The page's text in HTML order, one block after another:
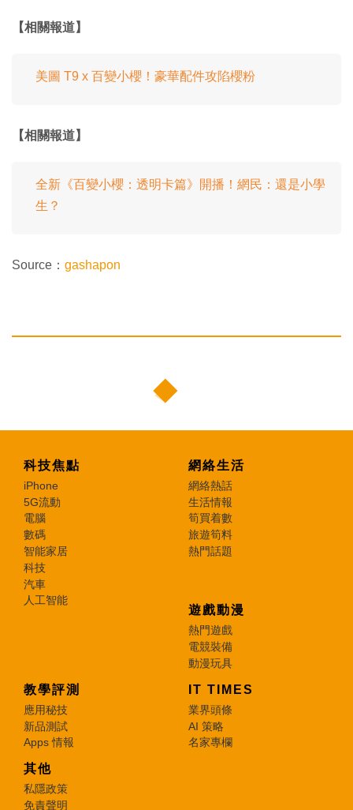
【相關報道】
美圖 T9 x 百變小櫻！豪華配件攻陷櫻粉
【相關報道】
全新《百變小櫻：透明卡篇》開播！網民：還是小學
生？
Source： gashapon
科技焦點
iPhone
5G流動
電腦
數碼
智能家居
科技
汽車
人工智能
網絡生活
網絡熱話
生活情報
筍買着數
旅遊筍料
熱門話題
遊戲動漫
熱門遊戲
電競裝備
動漫玩具
教學評測
應用秘技
新品測試
Apps 情報
IT TIMES
業界頭條
AI 策略
名家專欄
其他
私隱政策
免責聲明